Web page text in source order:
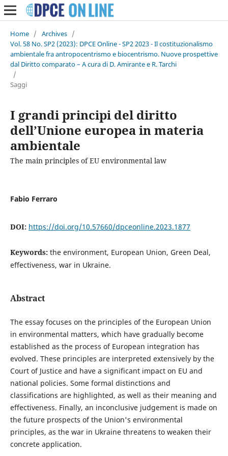
Home / Archives /
Vol. 58 No. SP2 (2023): DPCE Online - SP2 2023 - Il costituzionalismo
ambientale fra antropocentrismo e biocentrismo. Nuove prospettive
dal Diritto comparato – A cura di D. Amirante e R. Tarchi
/
Saggi
I grandi principi del diritto
dell’Unione europea in materia
ambientale
The main principles of EU environmental law
Fabio Ferraro
DOI: https://doi.org/10.57660/dpceonline.2023.1877
Keywords: the environment, European Union, Green Deal,
effectiveness, war in Ukraine.
Abstract
The essay focuses on the principles of the European Union
in environmental matters, which have gradually become
established as the process of European integration has
evolved. These principles are interpreted extensively by the
Court of Justice and have a significant impact on EU and
national policies. Some formal distinctions and
classifications are highlighted, as well as their meaning and
effectiveness. Finally, an inconclusive judgement is made on
the future prospects of the Union's environmental
principles, as the war in Ukraine threatens to weaken their
concrete application.